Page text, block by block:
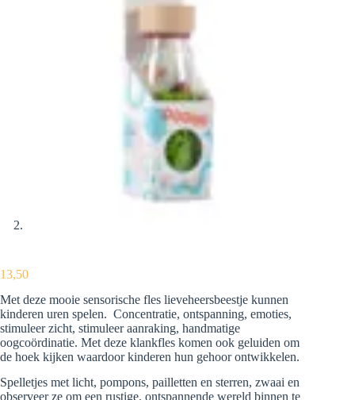
13,50
Met deze mooie sensorische fles lieveheersbeestje kunnen
kinderen uren spelen. Concentratie, ontspanning, emoties,
stimuleer zicht, stimuleer aanraking, handmatige
oogcoördinatie. Met deze klankfles komen ook geluiden om
de hoek kijken waardoor kinderen hun gehoor ontwikkelen.
Spelletjes met licht, pompons, pailletten en sterren, zwaai en
observeer ze om een ​​rustige, ontspannende wereld binnen te